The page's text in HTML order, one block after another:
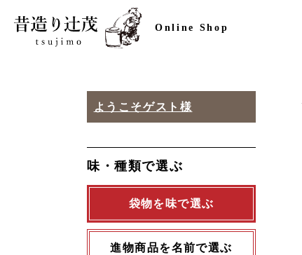
Online Shop
ようこそゲスト様
味・種類で選ぶ
袋物を味で選ぶ
進物商品を名前で選ぶ